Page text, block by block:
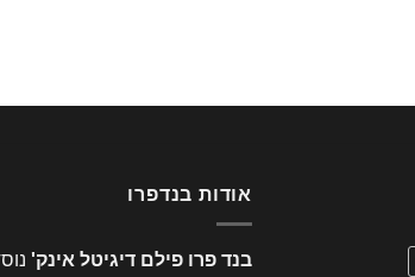
אודות בנדפרו
בנד פרו פילם דיגיטל אינק'